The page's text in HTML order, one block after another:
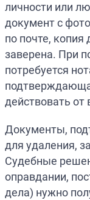
личности или
документ с
по почте,
заверена. При
потребуется
действовать
Документы,
для удаления,
Судебные
оправдании,
дела) нужно